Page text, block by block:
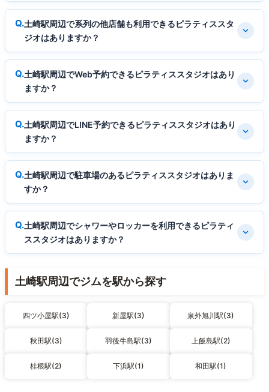
土崎駅周辺で系列の他店舗も利用できるピラティススタ
ジオはありますか？
土崎駅周辺でWeb予約できるピラティススタジオはあり
ますか？
土崎駅周辺でLINE予約できるピラティススタジオはあり
ますか？
土崎駅周辺で駐車場のあるピラティススタジオはありま
すか？
土崎駅周辺でシャワーやロッカーを利用できるピラティ
ススタジオはありますか？
土崎駅周辺でジムを駅から探す
四ツ小屋駅(3) 新屋駅(3) 泉外旭川駅(3)
秋田駅(3) 羽後牛島駅(3) 上飯島駅(2)
桂根駅(2) 下浜駅(1) 和田駅(1)